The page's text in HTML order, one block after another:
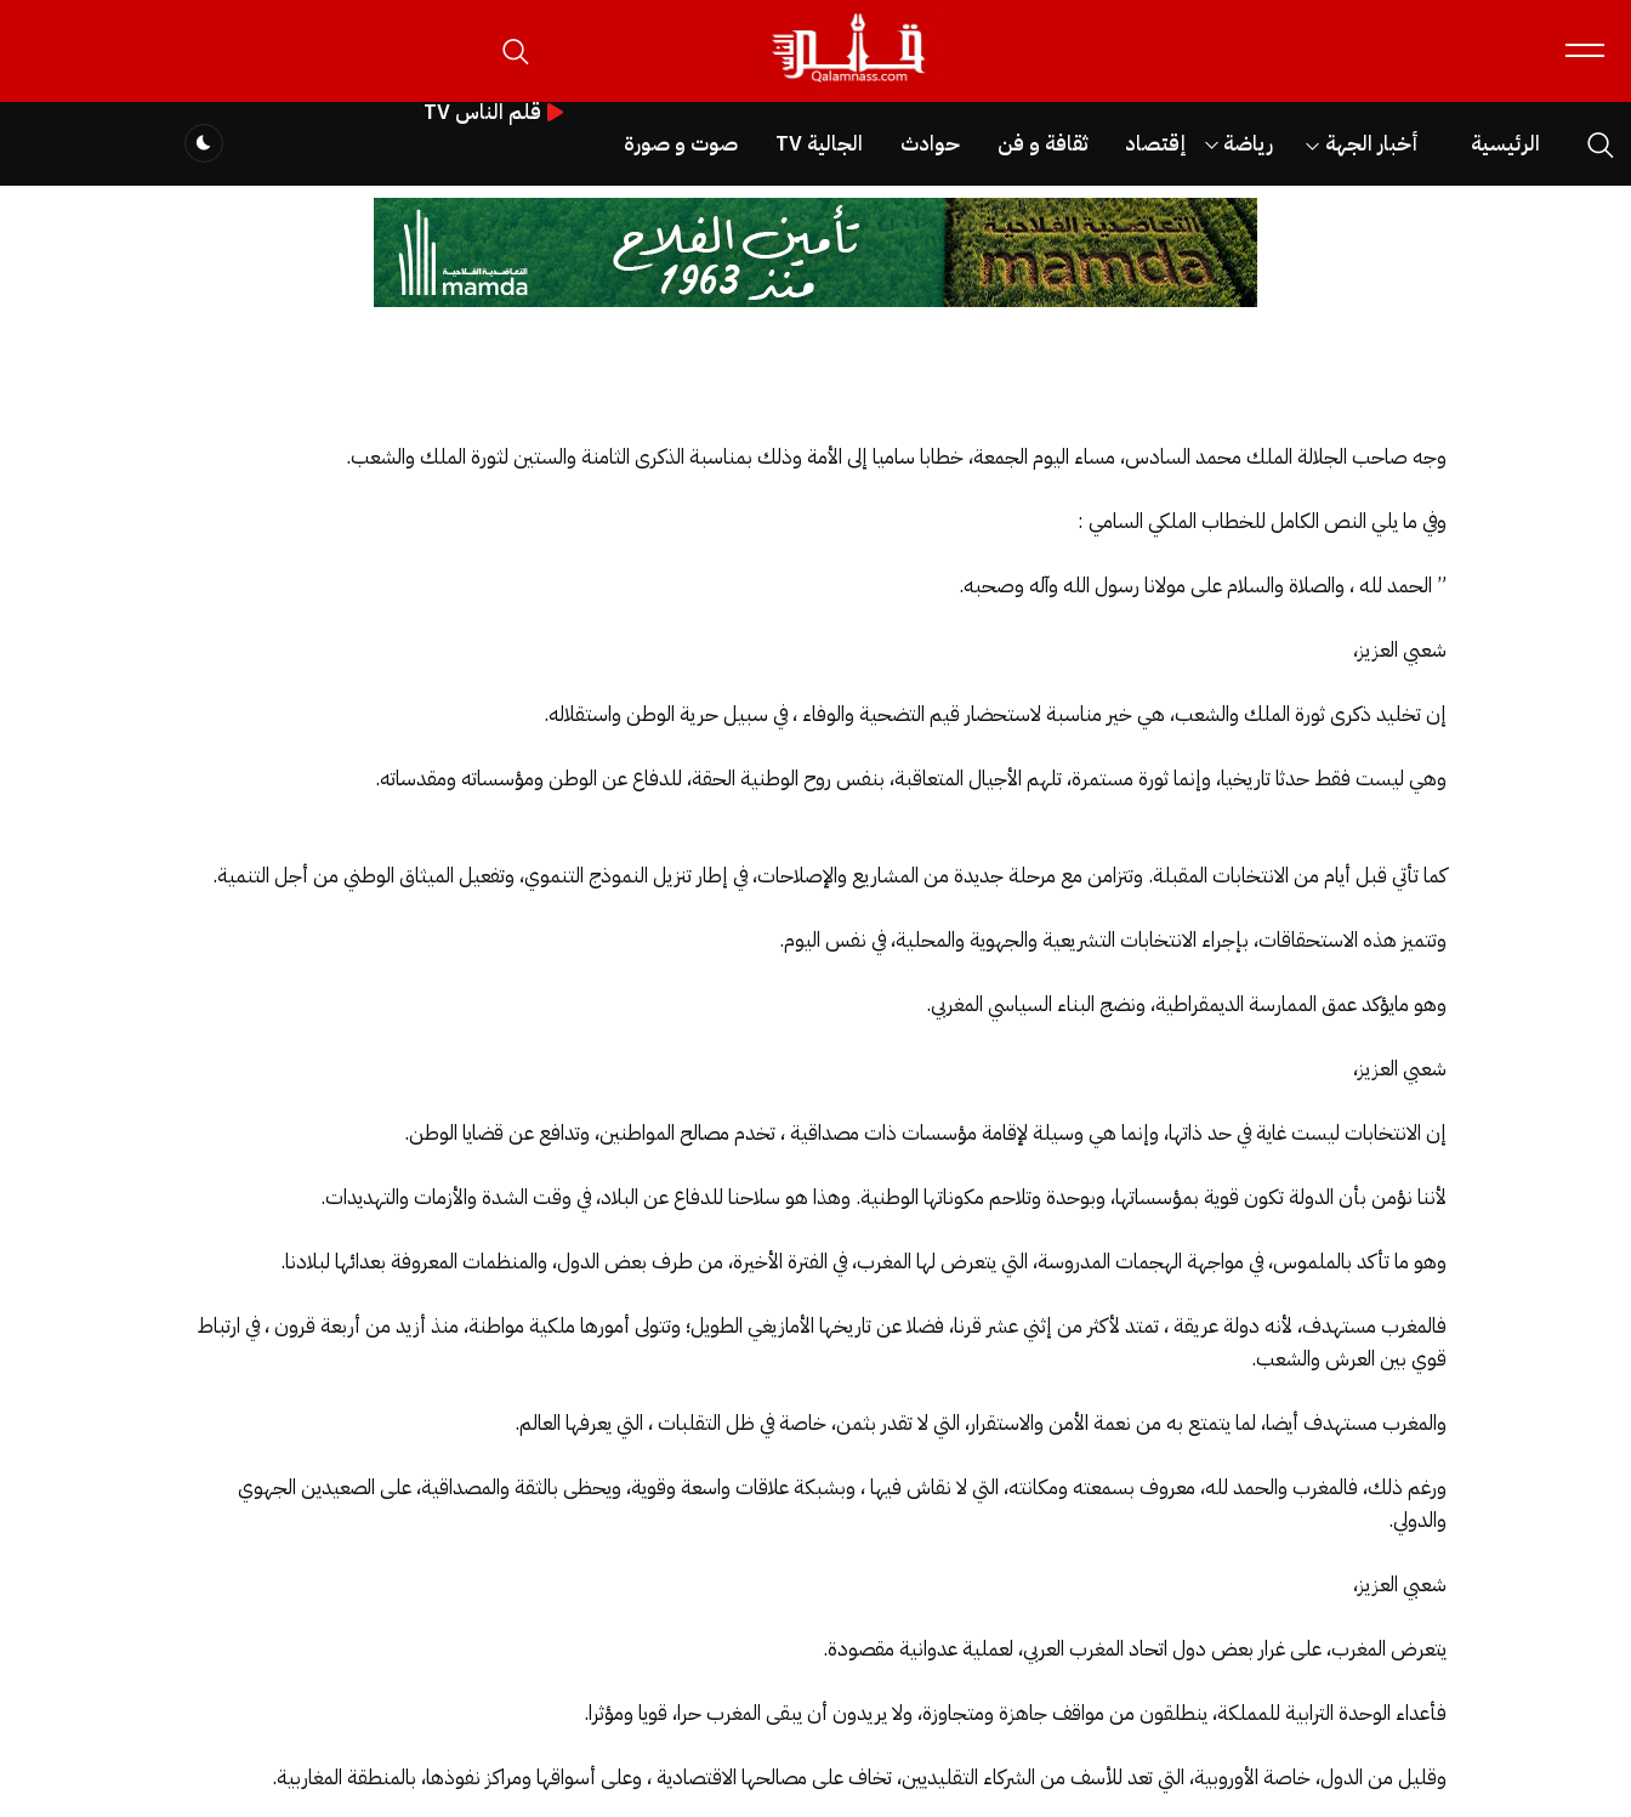
الرئيسية أخبار الجهة رياضة إقتصاد ثقافة و فن حوادث الجالية TV صوت و صورة
قلم الناس TV
وجه صاحب الجلالة الملك محمد السادس، مساء اليوم الجمعة، خطابا ساميا إلى الأمة وذلك بمناسبة الذكرى الثامنة والستين لثورة الملك والشعب.
وفي ما يلي النص الكامل للخطاب الملكي السامي :
” الحمد لله ، والصلاة والسلام على مولانا رسول الله وآله وصحبه.
شعبي العزيز،
إن تخليد ذكرى ثورة الملك والشعب، هي خير مناسبة لاستحضار قيم التضحية والوفاء ، في سبيل حرية الوطن واستقلاله.
وهي ليست فقط حدثا تاريخيا، وإنما ثورة مستمرة، تلهم الأجيال المتعاقبة، بنفس روح الوطنية الحقة، للدفاع عن الوطن ومؤسساته ومقدساته.
كما تأتي قبل أيام من الانتخابات المقبلة. وتتزامن مع مرحلة جديدة من المشاريع والإصلاحات، في إطار تنزيل النموذج التنموي، وتفعيل الميثاق الوطني من أجل التنمية.
وتتميز هذه الاستحقاقات، بإجراء الانتخابات التشريعية والجهوية والمحلية، في نفس اليوم.
وهو مايؤكد عمق الممارسة الديمقراطية، ونضج البناء السياسي المغربي.
شعبي العزيز،
إن الانتخابات ليست غاية في حد ذاتها، وإنما هي وسيلة لإقامة مؤسسات ذات مصداقية ، تخدم مصالح المواطنين، وتدافع عن قضايا الوطن.
لأننا نؤمن بأن الدولة تكون قوية بمؤسساتها، وبوحدة وتلاحم مكوناتها الوطنية. وهذا هو سلاحنا للدفاع عن البلاد، في وقت الشدة والأزمات والتهديدات.
وهو ما تأكد بالملموس، في مواجهة الهجمات المدروسة، التي يتعرض لها المغرب، في الفترة الأخيرة، من طرف بعض الدول، والمنظمات المعروفة بعدائها لبلادنا.
فالمغرب مستهدف، لأنه دولة عريقة ، تمتد لأكثر من إثني عشر قرنا، فضلا عن تاريخها الأمازيغي الطويل؛ وتتولى أمورها ملكية مواطنة، منذ أزيد من أربعة قرون ، في ارتباط
قوي بين العرش والشعب.
والمغرب مستهدف أيضا، لما يتمتع به من نعمة الأمن والاستقرار، التي لا تقدر بثمن، خاصة في ظل التقلبات ، التي يعرفها العالم.
ورغم ذلك، فالمغرب والحمد لله، معروف بسمعته ومكانته، التي لا نقاش فيها ، وبشبكة علاقات واسعة وقوية، ويحظى بالثقة والمصداقية، على الصعيدين الجهوي
والدولي.
شعبي العزيز،
يتعرض المغرب، على غرار بعض دول اتحاد المغرب العربي، لعملية عدوانية مقصودة.
فأعداء الوحدة الترابية للمملكة، ينطلقون من مواقف جاهزة ومتجاوزة، ولا يريدون أن يبقى المغرب حرا، قويا ومؤثرا.
وقليل من الدول، خاصة الأوروبية، التي تعد للأسف من الشركاء التقليديين، تخاف على مصالحها الاقتصادية ، وعلى أسواقها ومراكز نفوذها، بالمنطقة المغاربية.